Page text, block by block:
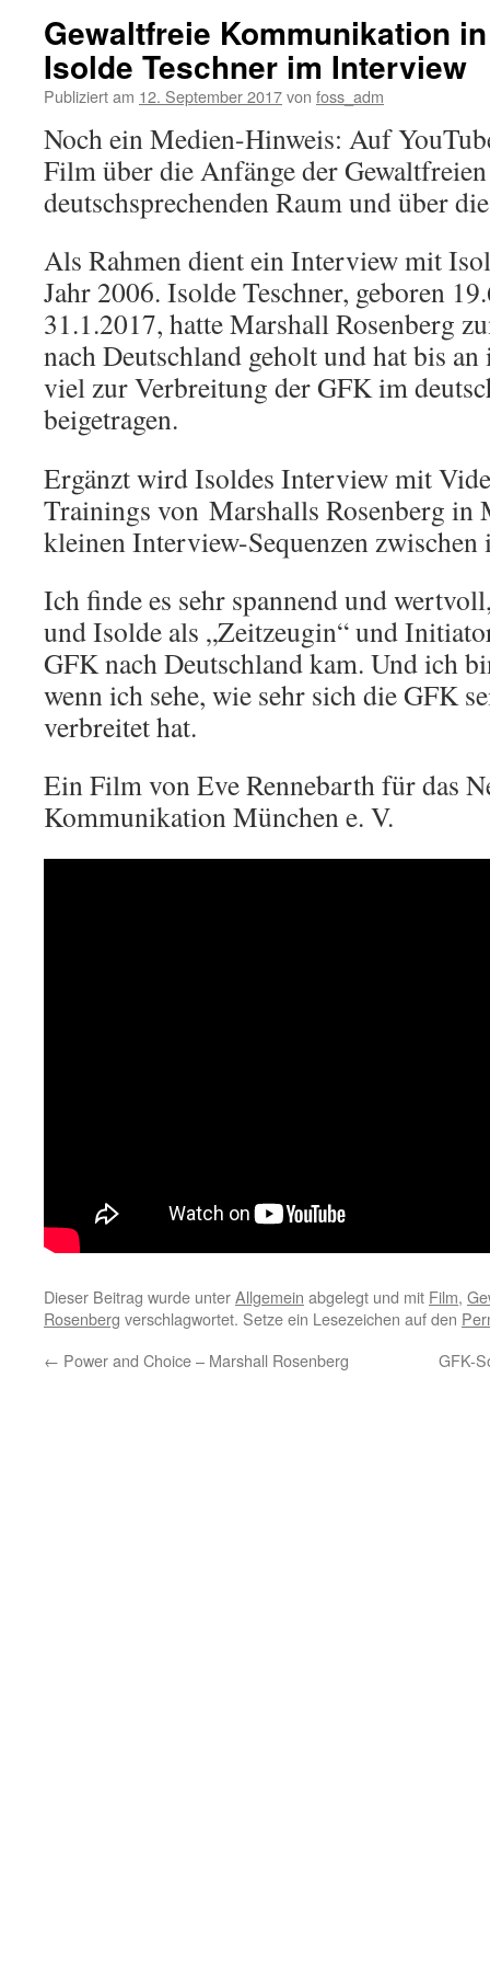
Gewaltfreie Kommunikation
Isolde Teschner im Interview
Publiziert am 12. September 2017von foss_adm
Noch ein Medien-Hinweis: Auf
Film über die Anfänge der
deutschsprechenden Raum und über
Als Rahmen dient ein Interview mit
Jahr 2006. Isolde Teschner, geboren
31.1.2017, hatte Marshall Rosenberg
nach Deutschland geholt und hat bis
viel zur Verbreitung der GFK im
beigetragen.
Ergänzt wird Isoldes Interview mit
Trainings von Marshalls Rosenberg in
kleinen Interview-Sequenzen
Ich finde es sehr spannend und
und Isolde als „Zeitzeugin“ und
GFK nach Deutschland kam. Und ich
wenn ich sehe, wie sehr sich die GFK
verbreitet hat.
Ein Film von Eve Rennebarth für das
Kommunikation München e. V.
Dieser Beitrag wurde unterAllgemein abgelegt und mit Film,
Rosenberg verschlagwortet. Setze ein Lesezeichen auf den
← Power and Choice – Marshall Rosenberg GFK-